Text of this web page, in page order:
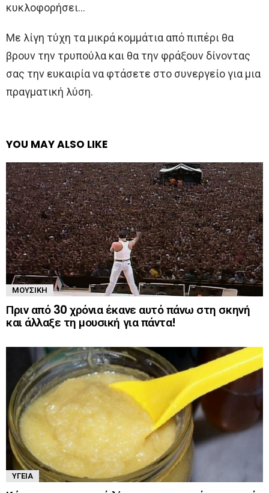
κυκλοφορήσει…
Με λίγη τύχη τα μικρά κομμάτια από πιπέρι θα
βρουν την τρυπούλα και θα την φράξουν δίνοντας
σας την ευκαιρία να φτάσετε στο συνεργείο για μια
πραγματική λύση.
YOU MAY ALSO LIKE
ΜΟΥΣΙΚΉ
Πριν από 30 χρόνια έκανε αυτό πάνω στη σκηνή
και άλλαξε τη μουσική για πάντα!
ΥΓΕΊΑ